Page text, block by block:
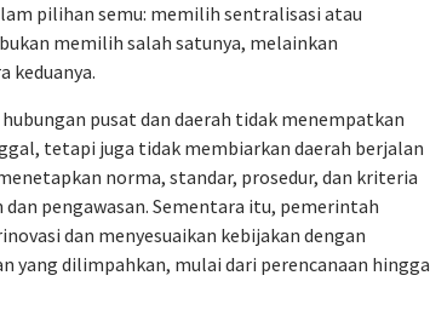
pilihan semu: memilih sentralisasi atau
memilih salah satunya, melainkan
keduanya.
pusat dan daerah tidak menempatkan
tetapi juga tidak membiarkan daerah berjalan
norma, standar, prosedur, dan kriteria
pengawasan. Sementara itu, pemerintah
dan menyesuaikan kebijakan dengan
yang dilimpahkan, mulai dari perencanaan hingga